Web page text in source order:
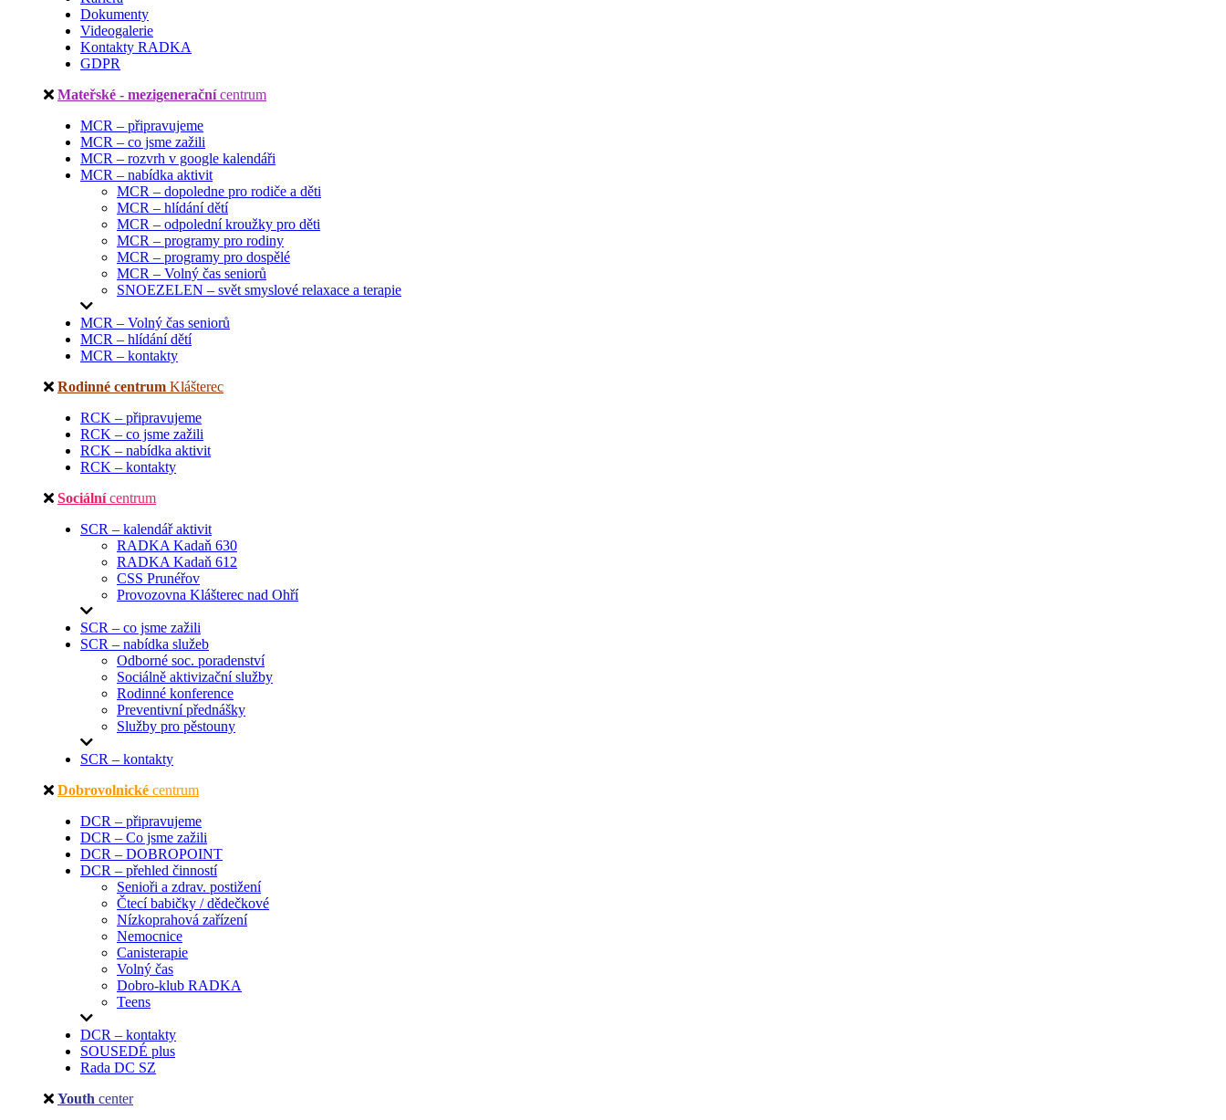
Dokumenty
Videogalerie
Kontakty RADKA
GDPR
Mateřské - mezigenerační centrum
MCR – připravujeme
MCR – co jsme zažili
MCR – rozvrh v google kalendáři
MCR – nabídka aktivit
MCR – dopoledne pro rodiče a děti
MCR – hlídání dětí
MCR – odpolední kroužky pro děti
MCR – programy pro rodiny
MCR – programy pro dospělé
MCR – Volný čas seniorů
SNOEZELEN – svět smyslové relaxace a terapie
MCR – Volný čas seniorů
MCR – hlídání dětí
MCR – kontakty
Rodinné centrum Klášterec
RCK – připravujeme
RCK – co jsme zažili
RCK – nabídka aktivit
RCK – kontakty
Sociální centrum
SCR – kalendář aktivit
RADKA Kadaň 630
RADKA Kadaň 612
CSS Prunéřov
Provozovna Klášterec nad Ohří
SCR – co jsme zažili
SCR – nabídka služeb
Odborné soc. poradenství
Sociálně aktivizační služby
Rodinné konference
Preventivní přednášky
Služby pro pěstouny
SCR – kontakty
Dobrovolnické centrum
DCR – připravujeme
DCR – Co jsme zažili
DCR – DOBROPOINT
DCR – přehled činností
Senioři a zdrav. postižení
Čtecí babičky / dědečkové
Nízkoprahová zařízení
Nemocnice
Canisterapie
Volný čas
Dobro-klub RADKA
Teens
DCR – kontakty
SOUSEDÉ plus
Rada DC SZ
Youth center